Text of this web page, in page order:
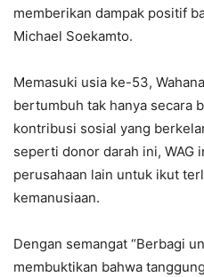
memberikan dampak positif
Michael Soekamto.
Memasuki usia ke-53,
bertumbuh tak hanya secara
kontribusi sosial yang
seperti donor darah ini, WAG
perusahaan lain untuk ikut
kemanusiaan.
Dengan semangat “Berbagi
membuktikan bahwa